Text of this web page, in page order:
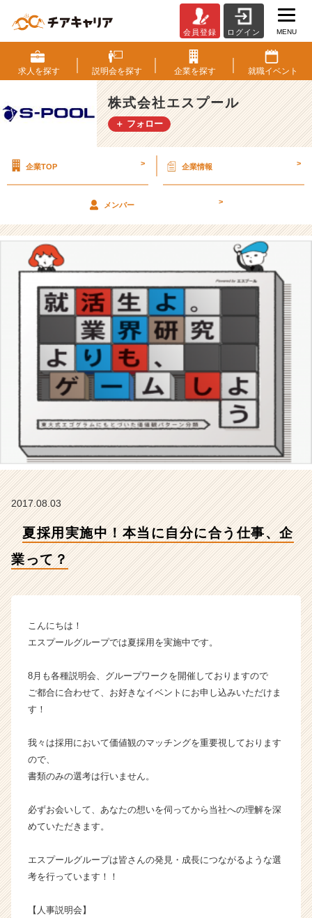
採
用
実
施
中！
本
分
う
仕
企
業
っ
て？
【株
式
会
社
エ
ス
プ
ー
ル
の
イ
ン
ー・
企
業
ス
ト
届
活
サ
会員登録 ログイン MENU
求人を探す 説明会を探す 企業を探す 就職イベント
株式会社エスプール
＋ フォロー
企業TOP > 企業情報 >
メンバー >
2017.08.03
夏採用実施中！本当に自分に合う仕事、企
業って？
こんにちは！
エスプールグループでは夏採用を実施中です。
8月も各種説明会、グループワークを開催しておりますので
ご都合に合わせて、お好きなイベントにお申し込みいただけま
す！
我々は採用において価値観のマッチングを重要視しております
ので、
書類のみの選考は行いません。
必ずお会いして、あなたの想いを伺ってから当社への理解を深
めていただきます。
エスプールグループは皆さんの発見・成長につながるような選
考を行っています！！
【人事説明会】